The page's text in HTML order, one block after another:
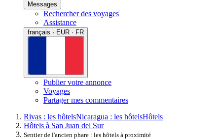
Messages
Rechercher des voyages
Assistance
français · EUR · FR
Publier votre annonce
Voyages
Partager mes commentaires
Rivas : les hôtelsNicaragua : les hôtelsHôtels
Hôtels à San Juan del Sur
Sentier de l'ancien phare : les hôtels à proximité